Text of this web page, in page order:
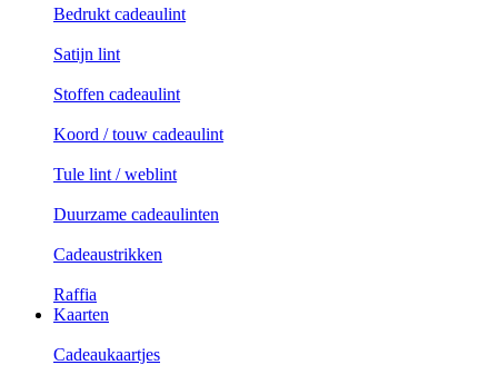
Bedrukt cadeaulint
Satijn lint
Stoffen cadeaulint
Koord / touw cadeaulint
Tule lint / weblint
Duurzame cadeaulinten
Cadeaustrikken
Raffia
Kaarten
Cadeaukaartjes